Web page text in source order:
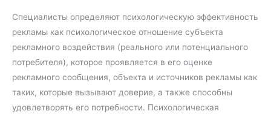
Специалисты определяют психологическую эффективность
рекламы как психологическое отношение субъекта
рекламного воздействия (реального или потенциального
потребителя), которое проявляется в его оценке
рекламного сообщения, объекта и источников рекламы как
таких, которые вызывают доверие, а также способны
удовлетворять его потребности. Психологическая